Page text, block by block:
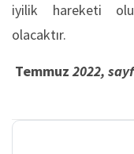
iyilik hareketi
olacaktır.
Temmuz2022,